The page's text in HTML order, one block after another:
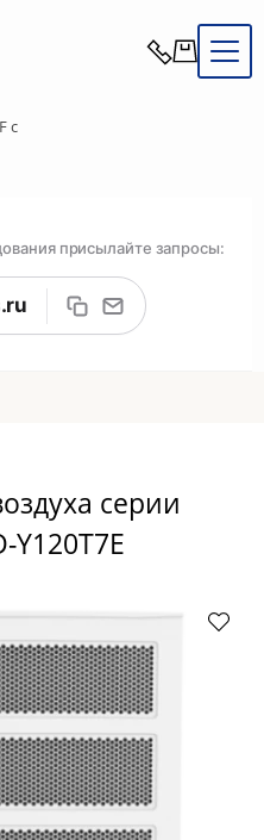
с
присылайте запросы:
серии
Y120T7E